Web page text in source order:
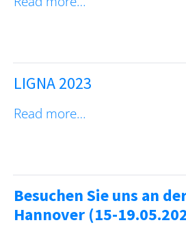
LIGNA 2023
Read more…
Besuchen Sie uns an
Hannover (15-